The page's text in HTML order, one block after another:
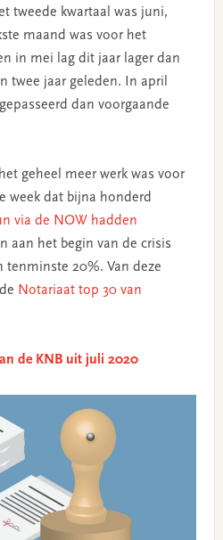
tweede kwartaal was juni,
maand was voor het
in mei lag dit jaar lager dan
twee jaar geleden. In april
dan voorgaande
geheel meer werk was voor
week dat bijna honderd
via de NOW hadden
aan het begin van de crisis
tenminste 20%. Van deze
Notariaat top 30 van
de KNB uit juli 2020